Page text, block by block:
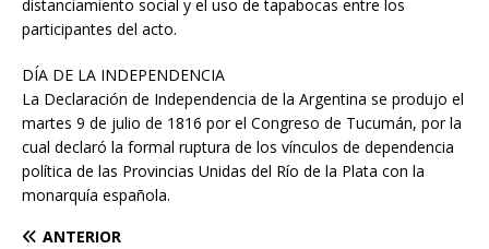
distanciamiento social y el uso de tapabocas entre los
participantes del acto.
DÍA DE LA INDEPENDENCIA
La Declaración de Independencia de la Argentina se produjo el
martes 9 de julio de 1816 por el Congreso de Tucumán, por la
cual declaró la formal ruptura de los vínculos de dependencia
política de las Provincias Unidas del Río de la Plata con la
monarquía española.
ANTERIOR